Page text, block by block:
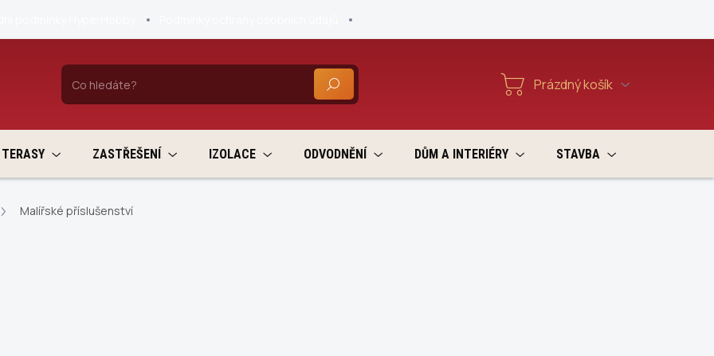
HLEDAT Nákupní
Prázdný košík
TERASY ZASTŘEŠENÍ IZOLACE ODVODNĚNÍ DŮM A INTERIÉRY STAVBA
Malířské příslušenství